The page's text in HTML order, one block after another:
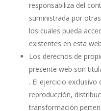
responsabiliza del
suministrada por
los cuales pueda
existentes en esta
Los derechos de
presente web son
. El ejercicio exclusivo
reproducción,
transformación